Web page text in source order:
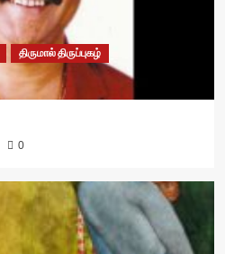
திருமால் திருப்புகழ்
0